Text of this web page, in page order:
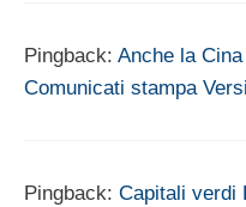
Pingback: Anche la Cina
Comunicati stampa
Pingback: Capitali verdi